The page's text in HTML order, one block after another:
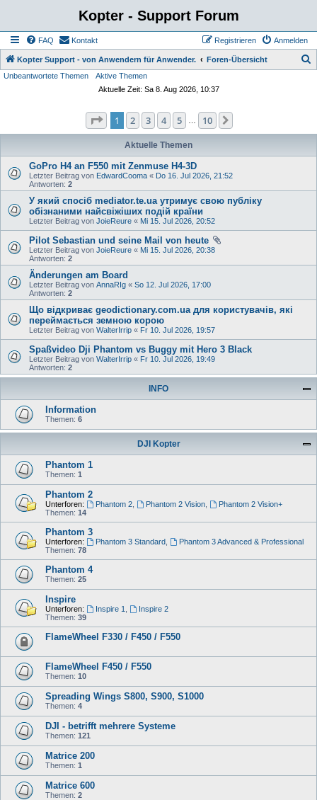
Kopter - Support Forum
FAQ Kontakt Anmelden
Registrieren
Kopter Support - von Anwendern für Anwender. Foren-Übersicht
Unbeantwortete Themen
Aktive Themen
Aktuelle Zeit: Sa 8. Aug 2026, 10:37
Seite 1von 10
1 2 3 4 5 10
Aktuelle Themen
GoPro H4 an F550 mit Zenmuse H4-3D
Letzter Beitrag von EdwardCooma « Do 16. Jul 2026, 21:52
Antworten: 2
У який спосіб mediator.te.ua утримує свою публіку
обізнаними найсвіжіших подій країни
Letzter Beitrag von JoieReure « Mi 15. Jul 2026, 20:52
Pilot Sebastian und seine Mail von heute
Letzter Beitrag von JoieReure « Mi 15. Jul 2026, 20:38
Antworten: 2
Änderungen am Board
Letzter Beitrag von AnnaRIg « So 12. Jul 2026, 17:00
Antworten: 2
Що відкриває geodictionary.com.ua для користувачів, які
переймається земною корою
Letzter Beitrag von WalterIrrip « Fr 10. Jul 2026, 19:57
Spaßvideo Dji Phantom vs Buggy mit Hero 3 Black
Letzter Beitrag von WalterIrrip « Fr 10. Jul 2026, 19:49
Antworten: 2
INFO
Information
Themen: 6
DJI Kopter
Phantom 1
Themen: 1
Phantom 2
Unterforen: Phantom 2, Phantom 2 Vision,
Phantom 2 Vision+
Themen: 14
Phantom 3
Unterforen: Phantom 3 Standard,
Phantom 3 Advanced & Professional
Themen: 78
Phantom 4
Themen: 25
Inspire
Unterforen: Inspire 1
Inspire 2
Themen: 39
FlameWheel F330 / F450 / F550
FlameWheel F450 / F550
Themen: 10
Spreading Wings S800, S900, S1000
Themen: 4
DJI - betrifft mehrere Systeme
Themen: 121
Matrice 200
Themen: 1
Matrice 600
Themen: 2